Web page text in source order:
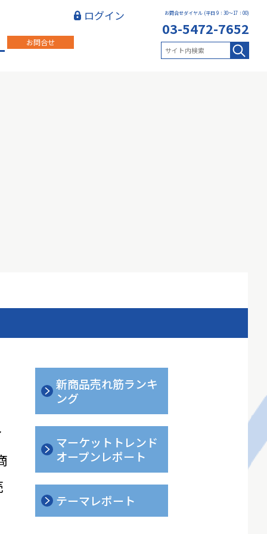
お問合せ
お問合せダイヤル (平日 9：30～17：00)
03-5472-7652
ログイン
新商品売れ筋ランキ
ング
マーケットトレンド
オープンレポート
テーマレポート